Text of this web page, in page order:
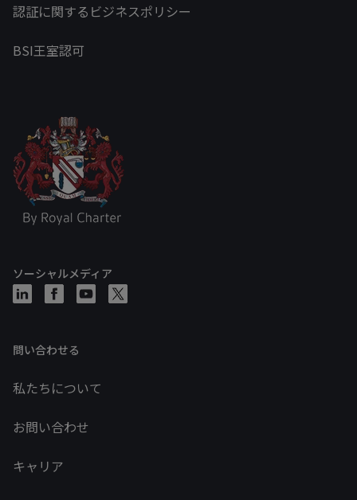
認証に関するビジネスポリシー
BSI王室認可
ソーシャルメディア
問い合わせる
私たちについて
お問い合わせ
キャリア